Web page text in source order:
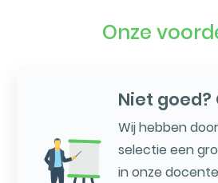
Onze
Niet goed?
Wij hebben
selectie een
in onze